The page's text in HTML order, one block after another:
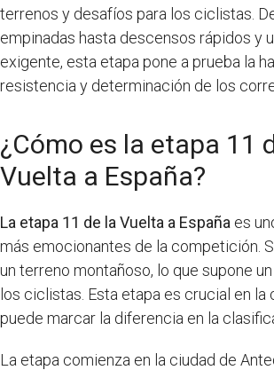
terrenos y desafíos para los ciclistas.
empinadas hasta descensos rápidos y
exigente, esta etapa pone a prueba la
resistencia y determinación de los
¿Cómo es la etapa 11
Vuelta a España?
La etapa 11 de la Vuelta a España es
más emocionantes de la competición.
un terreno montañoso, lo que supone
los ciclistas. Esta etapa es crucial en la
puede marcar la diferencia en la
La etapa comienza en la ciudad de